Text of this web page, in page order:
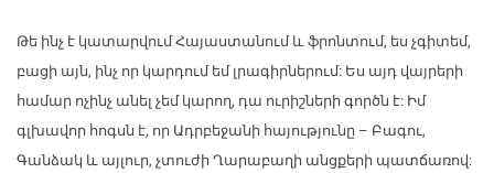
Թե ինչ է կատարվում Հայաստանում և ֆրոնտում, ես չգիտեմ,
բացի այն, ինչ որ կարդում եմ լրագիրներում: Ես այդ վայրերի
համար ոչինչ անել չեմ կարող, դա ուրիշների գործն է: Իմ
գլխավոր հոգսն է, որ Ադրբեջանի հայությունը – Բագու,
Գանձակ և այլուր, չտուժի Ղարաբաղի անցքերի պատճառով: